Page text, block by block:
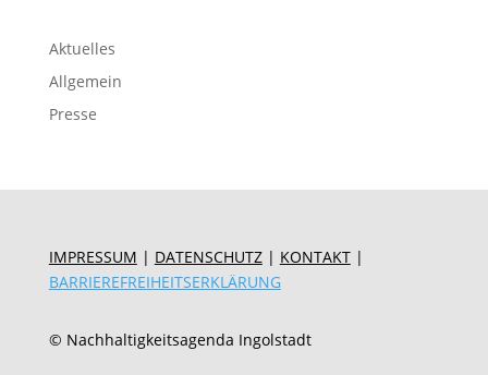
Aktuelles
Allgemein
Presse
IMPRESSUM | DATENSCHUTZ| KONTAKT |
BARRIEREFREIHEITSERKLÄRUNG
© Nachhaltigkeitsagenda Ingolstadt